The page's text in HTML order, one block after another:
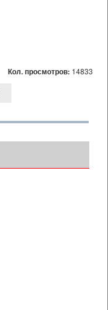
Кол. просмотров: 14833